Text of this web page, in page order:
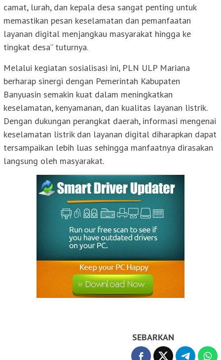
camat, lurah, dan kepala desa sangat penting untuk
memastikan pesan keselamatan dan pemanfaatan
layanan digital menjangkau masyarakat hingga ke
tingkat desa” tuturnya.
Melalui kegiatan sosialisasi ini, PLN ULP Mariana
berharap sinergi dengan Pemerintah Kabupaten
Banyuasin semakin kuat dalam meningkatkan
keselamatan, kenyamanan, dan kualitas layanan listrik.
Dengan dukungan perangkat daerah, informasi mengenai
keselamatan listrik dan layanan digital diharapkan dapat
tersampaikan lebih luas sehingga manfaatnya dirasakan
langsung oleh masyarakat.
SEBARKAN